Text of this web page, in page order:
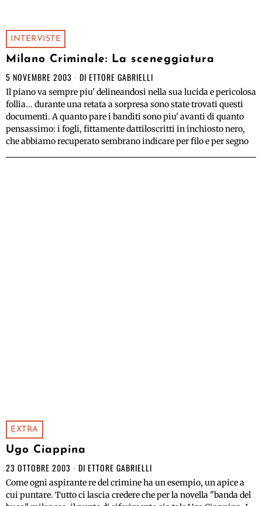
INTERVISTE
Milano Criminale: La sceneggiatura
5 NOVEMBRE 2003 DI ETTORE GABRIELLI
Il piano va sempre piu' delineandosi nella sua lucida e pericolosa
follia... durante una retata a sorpresa sono state trovati questi
documenti. A quanto pare i banditi sono piu' avanti di quanto
pensassimo: i fogli, fittamente dattiloscritti in inchiosto nero,
che abbiamo recuperato sembrano indicare per filo e per segno
EXTRA
Ugo Ciappina
23 OTTOBRE 2003 DI ETTORE GABRIELLI
Come ogni aspirante re del crimine ha un esempio, un apice a
cui puntare. Tutto ci lascia credere che per la novella "banda del